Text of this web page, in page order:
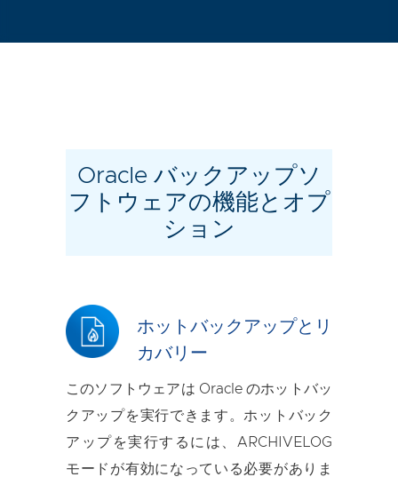
Oracle バックアップソ
フトウェアの機能とオプ
ション
ホットバックアップとリ
カバリー
このソフトウェアは Oracle のホットバッ
クアップを実行できます。ホットバック
アップを実行するには、ARCHIVELOG
モードが有効になっている必要がありま